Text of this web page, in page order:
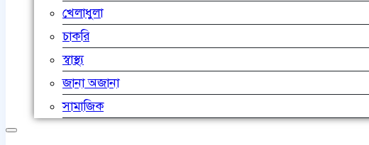
খেলাধুলা
চাকরি
স্বাস্থ্য
জানা অজানা
সামাজিক